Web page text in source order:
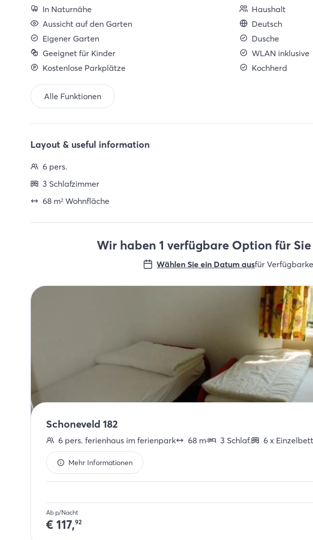
In Naturnähe
Aussicht auf den Garten
Eigener Garten
Geeignet für Kinder
Kostenlose Parkplätze
Haushalt
Deutsch
Dusche
WLAN inklusive
Kochherd
Alle Funktionen
Layout & useful information
6 pers.
3 Schlafzimmer
68 m² Wohnfläche
Wir haben 1 verfügbare Option für
Wählen Sie ein Datum ausfür
Schoneveld 182
6 pers. ferienhaus im ferienpark 68 m2 3 Schlaf. 6 x
Mehr Informationen
Ab p/Nacht
€ 117,92